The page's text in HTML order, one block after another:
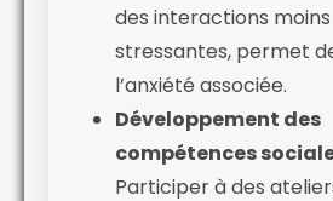
des interactions moins
stressantes, permet
l’anxiété associée.
Développement des
compétences
Participer à des